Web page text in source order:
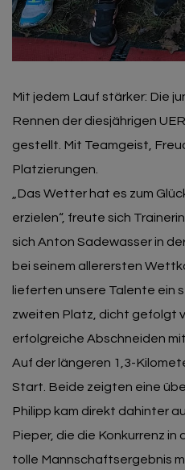
Mit jedem Lauf stärker: Die
Rennen der diesjährigen
gestellt. Mit Teamgeist,
Platzierungen.
„Das Wetter hat es zum
erzielen“, freute sich
sich Anton Sadewasser in
bei seinem allerersten
lieferten unsere Talente ein
zweiten Platz, dicht gefolgt
erfolgreiche Abschneiden
Auf der längeren 1,3-
Start. Beide zeigten eine
Philipp kam direkt dahinter
Pieper, die die Konkurrenz in
tolle Mannschaftsergebnis